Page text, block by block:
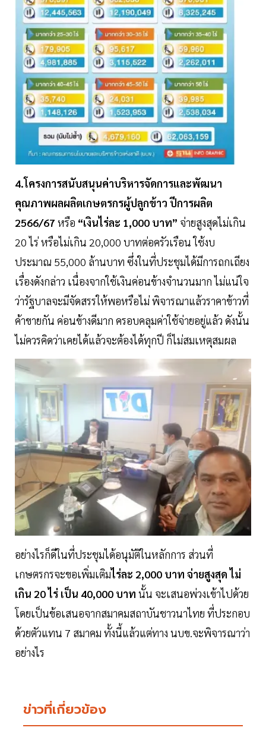
4.โครงการสนับสนุนค่าบริหารจัดการและพัฒนา
คุณภาพผลผลิตเกษตรกรผู้ปลูกข้าว ปีการผลิต
2566/67 หรือ “เงินไร่ละ 1,000 บาท” จ่ายสูงสุดไม่เกิน
20 ไร่ หรือไม่เกิน 20,000 บาทต่อครัวเรือน ใช้งบ
ประมาณ 55,000 ล้านบาท ซึ่งในที่ประชุมได้มีการถกเถียง
เรื่องดังกล่าว เนื่องจากใช้เงินค่อนข้างจำนวนมาก ไม่แน่ใจ
ว่ารัฐบาลจะมีจัดสรรให้พอหรือไม่ พิจารณาแล้วราคาข้าวที่
ค้าขายกัน ค่อนข้างดีมาก ครอบคลุมค่าใช้จ่ายอยู่แล้ว ดังนั้น
ไม่ควรคิดว่าเคยได้แล้วจะต้องได้ทุกปี ก็ไม่สมเหตุสมผล
อย่างไรก็ดีในที่ประชุมได้อนุมัติในหลักการ ส่วนที่
เกษตรกรจะขอเพิ่มเติมไร่ละ 2,000 บาท จ่ายสูงสุด ไม่
เกิน 20 ไร่ เป็น 40,000 บาท นั้น จะเสนอพ่วงเข้าไปด้วย
โดยเป็นข้อเสนอจากสมาคมสถาบันชาวนาไทย ที่ประกอบ
ด้วยตัวแทน 7 สมาคม ทั้งนี้แล้วแต่ทาง นบข.จะพิจารณาว่า
อย่างไร
ข่าวที่เกี่ยวข้อง